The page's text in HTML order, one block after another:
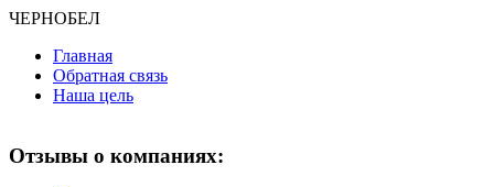
ЧЕРНОБЕЛ
Главная
Обратная связь
Наша цель
Отзывы о компаниях: